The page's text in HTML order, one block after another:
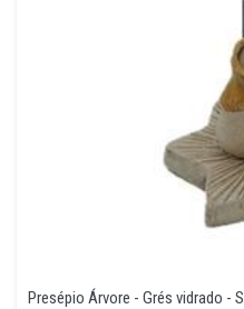
Presépio Árvore - Grés vidrado - S